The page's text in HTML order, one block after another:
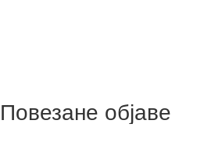
Повезане објаве